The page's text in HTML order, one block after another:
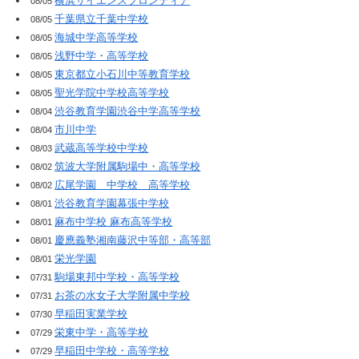
08/05千葉県立千葉中学校
08/05海城中学高等学校
08/05浅野中学・高等学校
08/05東京都立小石川中等教育学校
08/05聖光学院中学校高等学校
08/04渋谷教育学園渋谷中学高等学校
08/04市川中学
08/03武蔵高等学校中学校
08/02筑波大学附属駒場中・高等学校
08/02 広尾学園 中学校 高等学校
08/01渋谷教育学園幕張中学校
08/01 麻布中学校 麻布高等学校
08/01 慶應義塾湘南藤沢中等部・高等部
08/01栄光学園
07/31駒場東邦中学校・高等学校
07/31 お茶の水女子大学附属中学校
07/30早稲田実業学校
07/29栄東中学・高等学校
07/29早稲田中学校・高等学校